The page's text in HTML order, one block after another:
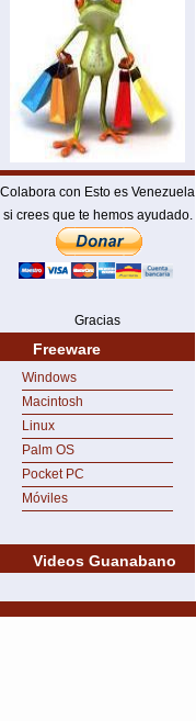
Colabora con Esto es Venezuela
si crees que te hemos ayudado.
Gracias
Freeware
Windows
Macintosh
Linux
Palm OS
Pocket PC
Móviles
Videos Guanabano